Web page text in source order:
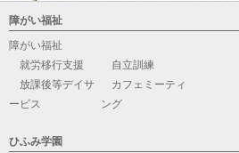
障がい福祉
障がい福祉
就労移行支援
自立訓練
放課後等デイサ
ービス
カフェミーティ
ング
ひふみ学園